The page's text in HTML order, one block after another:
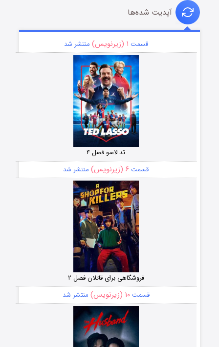
آپدیت شده‌ها
قسمت ۱ (زیرنویس) منتشر شد
تد لاسو فصل ۴
قسمت ۶ (زیرنویس) منتشر شد
فروشگاهی برای قاتلان فصل ۲
قسمت۱۰ (زیرنویس) منتشر شد